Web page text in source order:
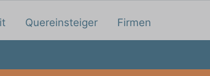
Quereinsteiger Firmen